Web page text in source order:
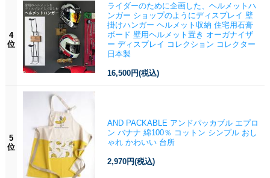
4
位
ライダーのために企画した、ヘルメットハ
ンガー ショップのようにディスプレイ 壁
掛けハンガー ヘルメット収納 住宅用石膏
ボード 壁用ヘルメット置き オーガナイザ
ー ディスプレイ コレクション コレクター
日本製
16,500円(税込)
5
位
AND PACKABLE アンドパッカブル エプロ
ン バナナ 綿100％ コットン シンプル おし
ゃれ かわいい 台所
2,970円(税込)